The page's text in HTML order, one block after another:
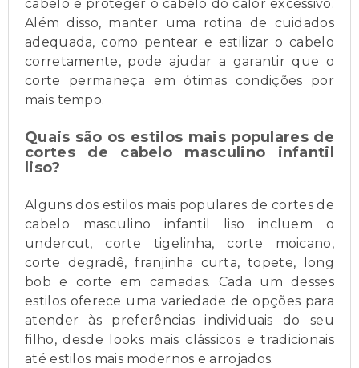
cabelo e proteger o cabelo do calor excessivo.
Além disso, manter uma rotina de cuidados
adequada, como pentear e estilizar o cabelo
corretamente, pode ajudar a garantir que o
corte permaneça em ótimas condições por
mais tempo.
Quais são os estilos mais populares de
cortes de cabelo masculino infantil
liso?
Alguns dos estilos mais populares de cortes de
cabelo masculino infantil liso incluem o
undercut, corte tigelinha, corte moicano,
corte degradê, franjinha curta, topete, long
bob e corte em camadas. Cada um desses
estilos oferece uma variedade de opções para
atender às preferências individuais do seu
filho, desde looks mais clássicos e tradicionais
até estilos mais modernos e arrojados.